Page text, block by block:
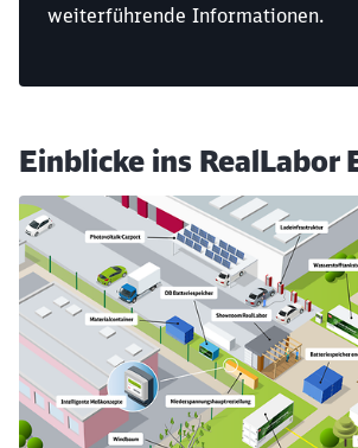
weiterführende Informationen.
Einblicke ins RealLabor
werden?
Abbrechen